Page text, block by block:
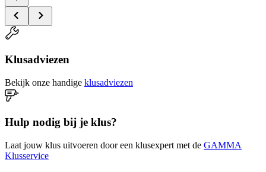
Klusadviezen
Bekijk onze handige klusadviezen
Hulp nodig bij je klus?
Laat jouw klus uitvoeren door een klusexpert met de GAMMA
Klusservice